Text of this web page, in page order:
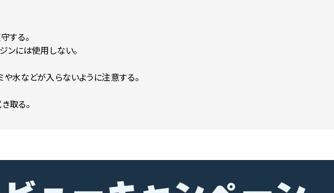
する。
ンには使用しない。
水などが入らないように注意する。
取る。